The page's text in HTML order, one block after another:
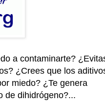
a contaminarte?
¿Crees que los
miedo? ¿Te genera
de dihidrógeno?...